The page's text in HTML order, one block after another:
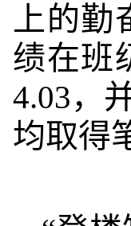
上的
绩在班
4.03，
均取得